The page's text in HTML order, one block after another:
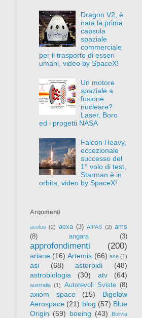
Dragon V2, è
nata la prima
capsula
spaziale
commerciale
per il trasporto di esseri
umani, video by SpaceX!
Un motore
spaziale a
fusione
nucleare?
Laser, Boro
ed i progetti NASA
Falcon Heavy,
eccezionale
successo del
1° volo di test,
Starman è in
orbita, video by SpaceX!
Argomenti
aeolus (2) aexa (3) AIPAS (2) ams
(8)
angara (3)
approfondimenti (200)
ariane (16) Artemis (66) ase (1)
asi (68) asteroidi
(48)
astrobiologia
(30) atv (64)
australia (1) Autorevoli Sviste (8)
axiom space (15)
Bigelow
Aerospace (21) blog (57) Blue
Origin (59) boeing (43)
Bolivia